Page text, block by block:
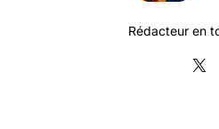
Rédacteur en